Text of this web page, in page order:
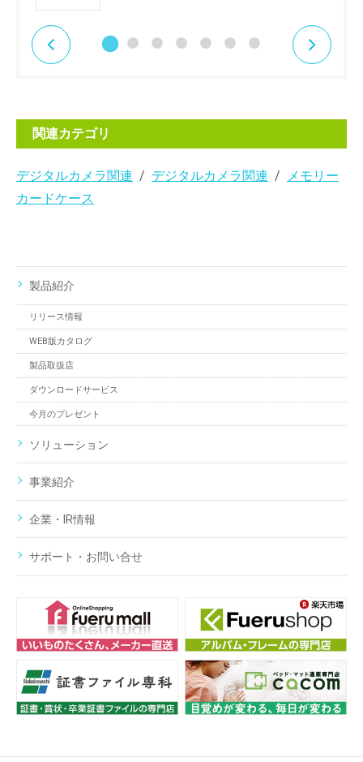
関連カテゴリ
デジタルカメラ関連 デジタルカメラ関連
メモリー
カードケース
製品紹介
リリース情報
WEB版カタログ
製品取扱店
ダウンロードサービス
今月のプレゼント
ソリューション
事業紹介
企業・IR情報
サポート・お問い合せ